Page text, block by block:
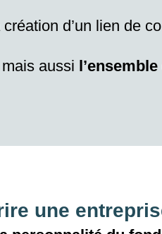
d’un lien de
mais aussi
une